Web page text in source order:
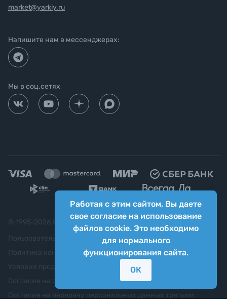
Работая с этим сайтом, Вы даете
свое согласие на использование
файлов cookie. Это необходимо
для нормального
функционирования сайта.
ОК
market@yarkiy.ru
Напишите нам в мессенджерах:
Мы в соц.сетях
Яркий фотомаркет ("Яркий Мир")
Пользовательское соглашение
Политика конфиденциальности
Согласие на обработку персональных данных
Согласие на передачу персональных данных третьим